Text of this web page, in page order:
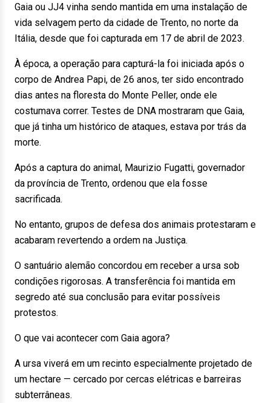
Gaia ou JJ4 vinha sendo mantida em uma instalação de
vida selvagem perto da cidade de Trento, no norte da
Itália, desde que foi capturada em 17 de abril de 2023.
À época, a operação para capturá-la foi iniciada após o
corpo de Andrea Papi, de 26 anos, ter sido encontrado
dias antes na floresta do Monte Peller, onde ele
costumava correr. Testes de DNA mostraram que Gaia,
que já tinha um histórico de ataques, estava por trás da
morte.
Após a captura do animal, Maurizio Fugatti, governador
da província de Trento, ordenou que ela fosse
sacrificada.
No entanto, grupos de defesa dos animais protestaram e
acabaram revertendo a ordem na Justiça.
O santuário alemão concordou em receber a ursa sob
condições rigorosas. A transferência foi mantida em
segredo até sua conclusão para evitar possíveis
protestos.
O que vai acontecer com Gaia agora?
A ursa viverá em um recinto especialmente projetado de
um hectare — cercado por cercas elétricas e barreiras
subterrâneas.